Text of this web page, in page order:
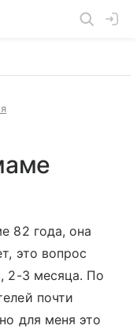
82 года, она
это вопрос
2-3 месяца. По
почти
для меня это